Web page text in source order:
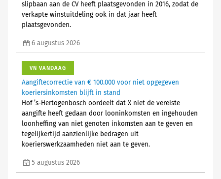
slipbaan aan de CV heeft plaatsgevonden in 2016, zodat de
verkapte winstuitdeling ook in dat jaar heeft
plaatsgevonden.
6 augustus 2026
VN VANDAAG
Aangiftecorrectie van € 100.000 voor niet opgegeven
koeriersinkomsten blijft in stand
Hof ’s-Hertogenbosch oordeelt dat X niet de vereiste
aangifte heeft gedaan door looninkomsten en ingehouden
loonheffing van niet genoten inkomsten aan te geven en
tegelijkertijd aanzienlijke bedragen uit
koerierswerkzaamheden niet aan te geven.
5 augustus 2026